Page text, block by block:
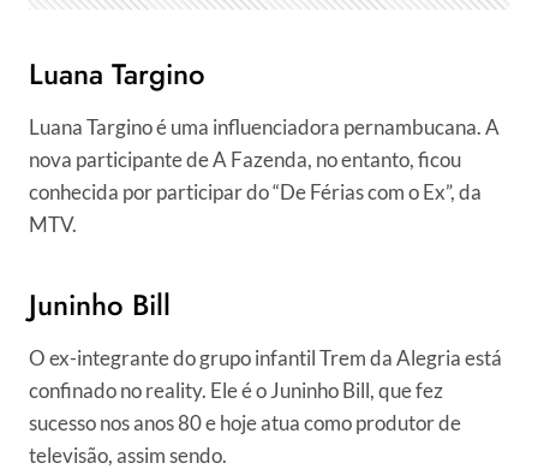
Luana Targino
Luana Targino é uma influenciadora pernambucana. A
nova participante de A Fazenda, no entanto, ficou
conhecida por participar do “De Férias com o Ex”, da
MTV.
Juninho Bill
O ex-integrante do grupo infantil Trem da Alegria está
confinado no reality. Ele é o Juninho Bill, que fez
sucesso nos anos 80 e hoje atua como produtor de
televisão, assim sendo.